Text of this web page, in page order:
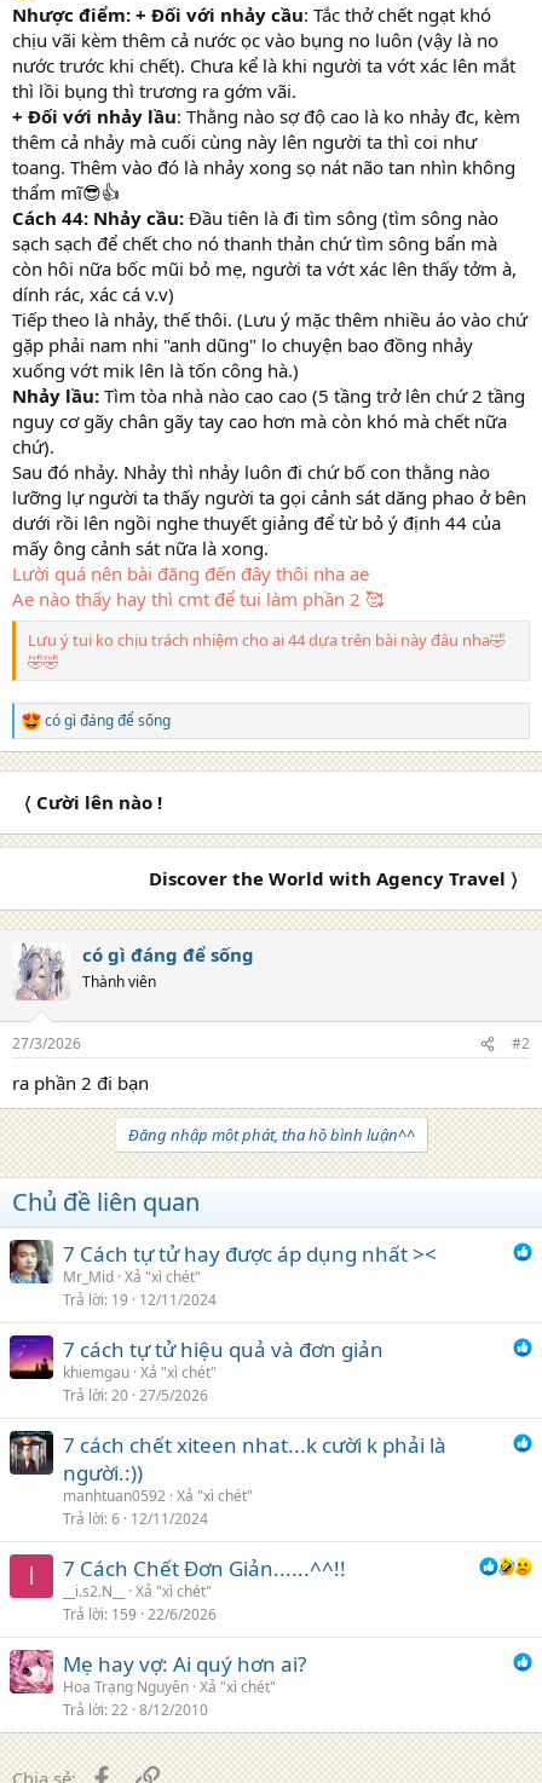
Nhược điểm: + Đối với nhảy cầu: Tắc thở chết ngạt khó
chịu vãi kèm thêm cả nước ọc vào bụng no luôn (vậy là no
nước trước khi chết). Chưa kể là khi người ta vớt xác lên mắt
thì lồi bụng thì trương ra gớm vãi.
+ Đối với nhảy lầu: Thằng nào sợ độ cao là ko nhảy đc, kèm
thêm cả nhảy mà cuối cùng này lên người ta thì coi như
toang. Thêm vào đó là nhảy xong sọ nát não tan nhìn không
thẩm mĩ😎👍
Cách 44: Nhảy cầu: Đầu tiên là đi tìm sông (tìm sông nào
sạch sạch để chết cho nó thanh thản chứ tìm sông bẩn mà
còn hôi nữa bốc mũi bỏ mẹ, người ta vớt xác lên thấy tởm à,
dính rác, xác cá v.v)
Tiếp theo là nhảy, thế thôi. (Lưu ý mặc thêm nhiều áo vào chứ
gặp phải nam nhi "anh dũng" lo chuyện bao đồng nhảy
xuống vớt mik lên là tốn công hà.)
Nhảy lầu: Tìm tòa nhà nào cao cao (5 tầng trở lên chứ 2 tầng
nguy cơ gãy chân gãy tay cao hơn mà còn khó mà chết nữa
chứ).
Sau đó nhảy. Nhảy thì nhảy luôn đi chứ bố con thằng nào
lưỡng lự người ta thấy người ta gọi cảnh sát dăng phao ở bên
dưới rồi lên ngồi nghe thuyết giảng để từ bỏ ý định 44 của
mấy ông cảnh sát nữa là xong.
Lười quá nên bài đăng đến đây thôi nha ae
Ae nào thấy hay thì cmt để tui làm phần 2 🥰
Lưu ý tui ko chịu trách nhiệm cho ai 44 dựa trên bài này đâu nha🤣
🤣🤣
R
e
a
o
có gì đáng để sống
〈 Cười lên nào !
Discover the World with Agency Travel 〉
có gì đáng để sống
Thành viên
27/3/2026 #2
ra phần 2 đi bạn
Đăng nhập một phát, tha hồ bình luận^^
Chủ đề liên quan
7 Cách tự tử hay được áp dụng nhất ><
Mr_Mid Xả "xì chét"
Trả lời 19 12/11/2024
7 cách tự tử hiệu quả và đơn giản
khiemgau Xả "xì chét"
Trả lời 20 27/5/2026
7 cách chết xiteen nhat...k cười k phải là
người.:))
manhtuan0592 Xả "xì chét"
Trả lời 6 12/11/2024
I 7 Cách Chết Đơn Giản......^^!!
__i.s2.N__
Xả "xì chét"
Trả lời 159 22/6/2026
Mẹ hay vợ: Ai quý hơn ai?
Hoa Trạng Nguyên Xả "xì chét"
Trả lời 22 8/12/2010
Chia sẻ: FacebookLiên kết